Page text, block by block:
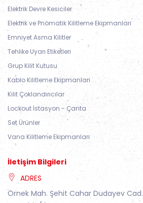
Elektrik Devre Kesiciler
Elektrik ve Pnömatik Kilitleme Ekipmanları
Emniyet Asma Kilitler
Tehlike Uyarı Etiketleri
Grup Kilit Kutusu
Kablo Kilitleme Ekipmanları
Kilit Çoklandırıcılar
Lockout İstasyon - Çanta
Set Ürünler
Vana Kilitleme Ekipmanları
İletişim Bilgileri
ADRES
Örnek Mah. Şehit Cahar Dudayev Cad.